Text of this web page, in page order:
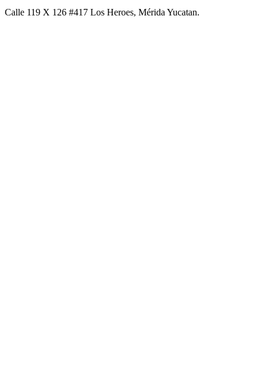
Calle 119 X 126 #417 Los Heroes, Mérida Yucatan.